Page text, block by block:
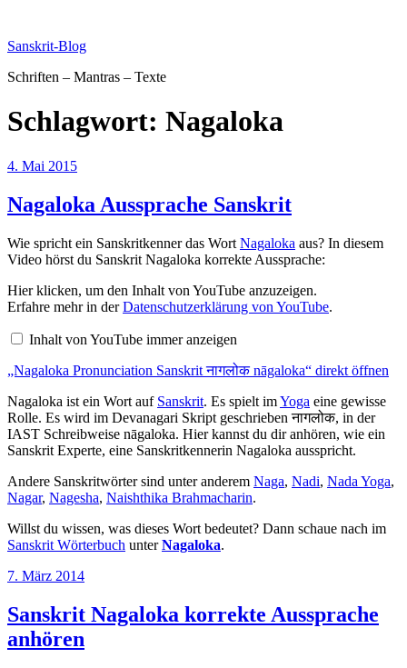
springen
Sanskrit-Blog
Schriften – Mantras – Texte
Schlagwort: Nagaloka
Veröffentlicht
4. Mai 2015
Nagaloka Aussprache Sanskrit
Wie spricht ein Sanskritkenner das Wort Nagaloka aus? In diesem
Video hörst du Sanskrit Nagaloka korrekte Aussprache:
„Nagaloka
Pronunciation
Sanskrit
nāgaloka“
YouTube
Hier klicken, um den Inhalt von YouTube anzuzeigen.
Erfahre mehr in derDatenschutzerklärung von YouTube.
Inhalt von YouTube immer anzeigen
„Nagaloka Pronunciation Sanskrit नागलोक nāgaloka“ direkt öffnen
Nagaloka ist ein Wort auf Sanskrit. Es spielt imYoga eine gewisse
Rolle. Es wird im Devanagari Skript geschrieben नागलोक, in der
IAST Schreibweise nāgaloka. Hier kannst du dir anhören, wie ein
Sanskrit Experte, eine Sanskritkennerin Nagaloka ausspricht.
Andere Sanskritwörter sind unter anderem Naga, Nadi, Nada Yoga,
Nagar, Nagesha, Naishthika Brahmacharin.
Willst du wissen, was dieses Wort bedeutet? Dann schaue nach im
Sanskrit Wörterbuch unterNagaloka.
Veröffentlicht
7. März 2014
Sanskrit Nagaloka korrekte Aussprache
anhören